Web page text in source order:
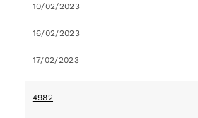
10/02/2023
16/02/2023
17/02/2023
4982